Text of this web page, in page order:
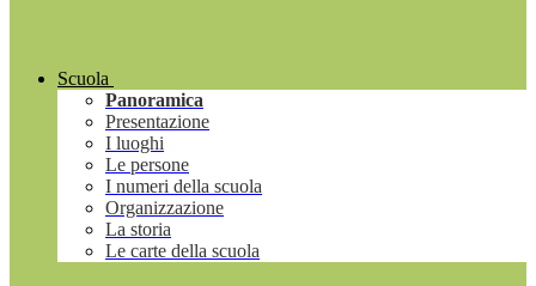
Scuola
Panoramica
Presentazione
I luoghi
Le persone
I numeri della scuola
Organizzazione
La storia
Le carte della scuola